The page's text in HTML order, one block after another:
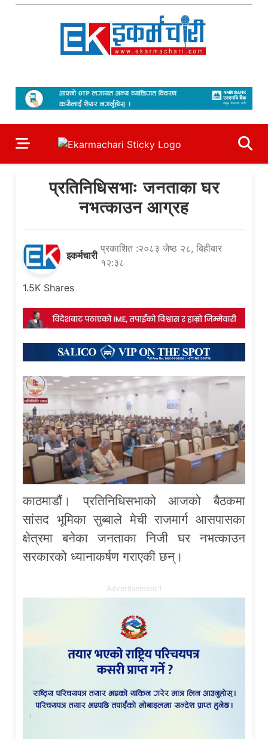
Skip
प्रतिनिधिसभाः जनताका घर
नभत्काउन आग्रह
इकर्मचारी
प्रकाशित :२०८३ जेष्ठ २८, बिहीबार
१२:३८
1.5K Shares
काठमाडौं। प्रतिनिधिसभाको आजको बैठकमा
सांसद भूमिका सुब्बाले मेची राजमार्ग आसपासका
क्षेत्रमा बनेका जनताका निजी घर नभत्काउन
सरकारको ध्यानाकर्षण गराएकी छन्।
Advertisement 1